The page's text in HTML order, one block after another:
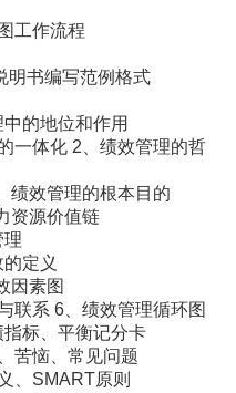
工作流程
明书编写范例格式
的地位和作用
一体化 2、绩效管理的哲
绩效管理的根本目的
资源价值链
理
定义
因素图
联系 6、绩效管理循环图
标、平衡记分卡
苦恼、常见问题
、SMART原则